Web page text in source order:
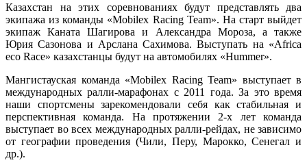
Казахстан на этих соревнованиях будут представлять два
экипажа из команды «Mobilex Racing Team». На старт выйдет
экипаж Каната Шагирова и Александра Мороза, а также
Юрия Сазонова и Арслана Cахимова. Выступать на «Africa
eco Race» казахстанцы будут на автомобилях «Hummer».
Мангистауская команда «Mobilex Racing Team» выступает в
международных ралли-марафонах с 2011 года. За это время
наши спортсмены зарекомендовали себя как стабильная и
перспективная команда. На протяжении 2-х лет команда
выступает во всех международных ралли-рейдах, не зависимо
от географии проведения (Чили, Перу, Марокко, Сенегал и
др.).